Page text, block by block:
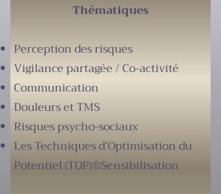
Thématiques
Perception des risques
Vigilance partagée/Co-activité
Communication
Douleurs et TMS
Risques psycho-sociaux
Les Techniques d’Optimisation du
Potentiel (TOP)®Sensibilisation